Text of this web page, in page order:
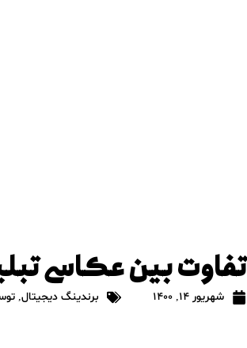
تفاوت بین عکاسی
شهریور 14, 1400 برندینگ دیجیتال,